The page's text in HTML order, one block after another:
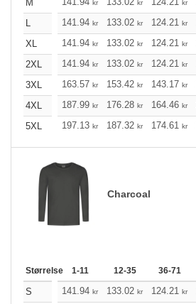
M
kr kr kr
L
141.94 kr 133.02 kr 124.21 kr
XL
141.94 kr 133.02 kr 124.21 kr
2XL
141.94 kr 133.02 kr 124.21 kr
3XL
163.57 kr 153.42 kr 143.17 kr
4XL
187.99 kr 176.28 kr 164.46 kr
5XL
197.13 kr 187.32 kr 174.61 kr
Charcoal
Størrelse 1-11 12-35 36-71
S 141.94 kr 133.02 kr 124.21 kr